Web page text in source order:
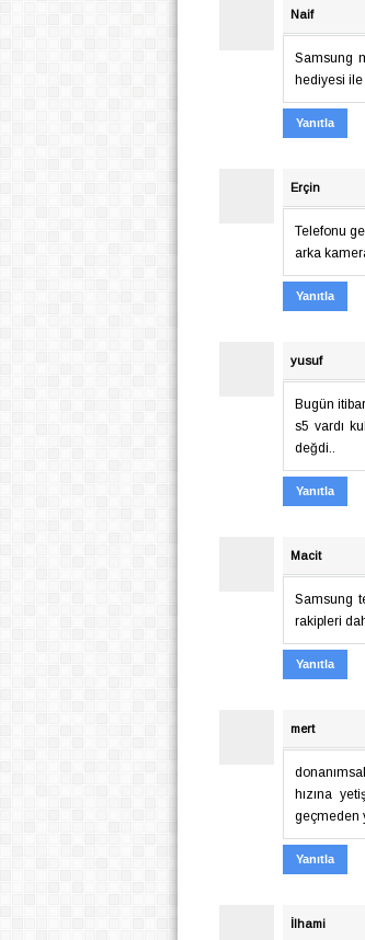
Naif
Samsung
hediyesi
Yanıtla
Erçin
Telefonu
arka
Yanıtla
yusuf
Bugün
s5 vardı
değdi..
Yanıtla
Macit
Samsung
rakipleri
Yanıtla
mert
hızına
geçmeden
Yanıtla
İlhami